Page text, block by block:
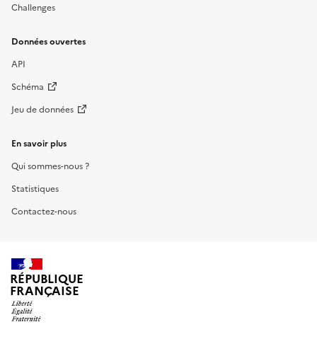
Challenges
Données ouvertes
API
Schéma
Jeu de données
En savoir plus
Qui sommes-nous ?
Statistiques
Contactez-nous
RÉPUBLIQUE
FRANÇAISE